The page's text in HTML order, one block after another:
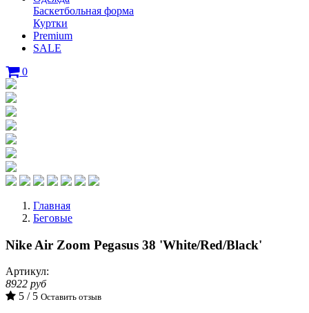
Баскетбольная форма
Куртки
Premium
SALE
0
Главная
Беговые
Nike Air Zoom Pegasus 38 'White/Red/Black'
Артикул:
8922 руб
5 / 5 Оставить отзыв